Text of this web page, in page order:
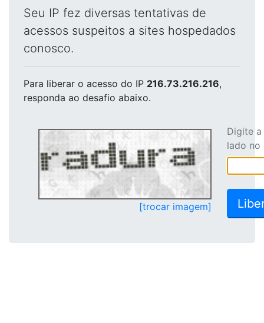
Seu IP fez diversas tentativas de
acessos suspeitos a sites hospedados
conosco.
Para liberar o acesso do IP 216.73.216.216,
responda ao desafio abaixo.
[trocar imagem]
Digite
lado no